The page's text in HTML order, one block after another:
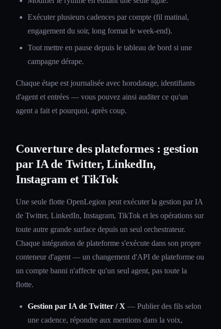
Exécuter plusieurs cadences par compte (fil matinal,
engagement du soir, long format le week-end).
Tout mettre en pause depuis le tableau de bord si une
campagne dérape.
Chaque étape est journalisée avec horodatage, identifiants
d'agent et entrées — vous pouvez ainsi auditer ce qu'un
agent a fait et pourquoi, après coup.
Couverture des plateformes : gestion
par IA de Twitter, LinkedIn,
Instagram et TikTok
Une seule flotte OpenLegion peut exécuter la gestion par IA
de Twitter, LinkedIn, Instagram, TikTok et les opérations sur
toute autre grande surface depuis un seul orchestrateur.
Chaque intégration de plateforme s'exécute dans son propre
conteneur d'agent — un changement d'API de plateforme ou
un compte banni n'affecte qu'un seul agent, pas toute la
flotte.
Gestion par IA de Twitter / X — Publier des fils selon
une cadence, répondre aux mentions dans la voix,